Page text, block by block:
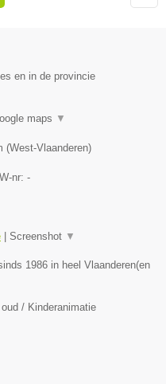
en in de provincie
maps ▼
(West-Vlaanderen)
nr: -
| Screenshot ▼
1986 in heel Vlaanderen(en
/ Kinderanimatie